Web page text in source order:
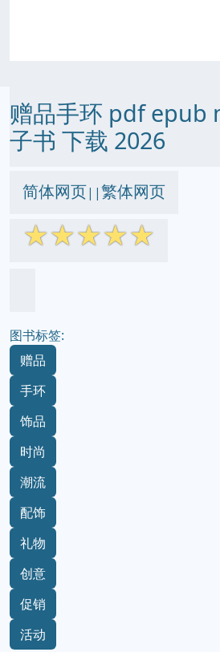
赠品手环 pdf epub
子书 下载 2026
简体网页||繁体网页
☆☆☆☆☆
图书标签:
赠品
手环
饰品
时尚
潮流
配饰
礼物
创意
促销
活动